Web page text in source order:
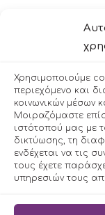
Χρησιμοποιούμε
περιεχόμενο και
κοινωνικών μέσων
Μοιραζόμαστε
ιστότοπού μας με
δικτύωσης, τη
ενδέχεται να τις
τους έχετε
υπηρεσιών τους
Ένα
μύθοι
Αθηνά